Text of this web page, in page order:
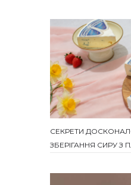
СЕКРЕТИ
ЗБЕРІГАННЯ СИРУ З